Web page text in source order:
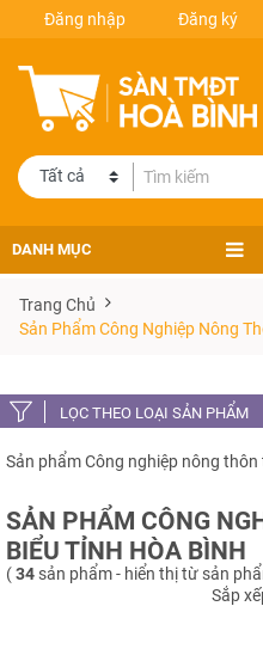
Đăng nhập Đăng ký
DANH MỤC
Trang Chủ
Sản Phẩm Công Nghiệp Nông
LỌC THEO LOẠI SẢN PHẨM
Sản phẩm Công nghiệp nông
SẢN PHẨM CÔNG
BIỂU TỈNH HÒA BÌNH
(34 sản phẩm - hiển thị từ sản
Sắp